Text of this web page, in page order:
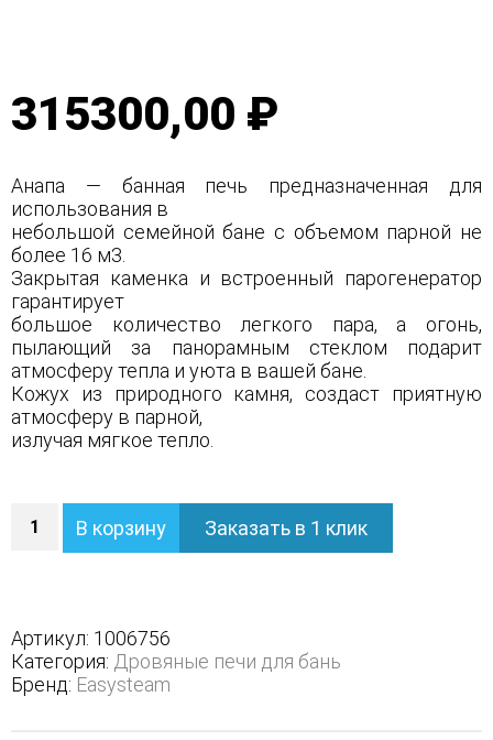
315300,00 ₽
Анапа — банная печь предназначенная для
использования в
небольшой семейной бане с объемом парной не
более 16 м3.
Закрытая каменка и встроенный парогенератор
гарантирует
большое количество легкого пара, а огонь,
пылающий за панорамным стеклом подарит
атмосферу тепла и уюта в вашей бане.
Кожух из природного камня, создаст приятную
атмосферу в парной,
излучая мягкое тепло.
Печь
Анапа
кожухе
с
боковым
подключением
В корзину Заказать в 1 клик
Артикул: 1006756
Категория: Дровяные печи для бань
Бренд: Easysteam